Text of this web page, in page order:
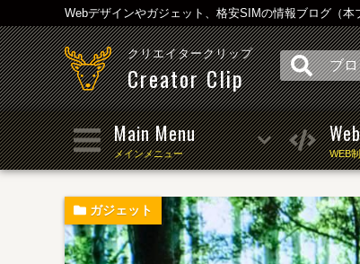
Webデザインやガジェット、格安SIMの情報ブログ（
クリエイタークリップ
Creator Clip
Main Menu
メインメニュー WEB
ガジェット